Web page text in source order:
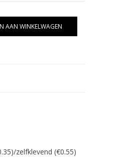
AAN WINKELWAGEN
zelfklevend (€0.55)